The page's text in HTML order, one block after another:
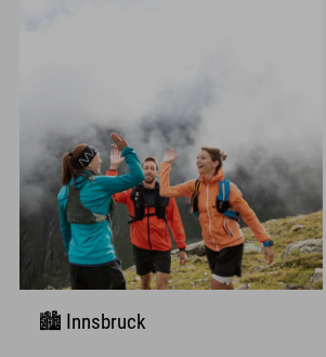
🏙️ Innsbruck